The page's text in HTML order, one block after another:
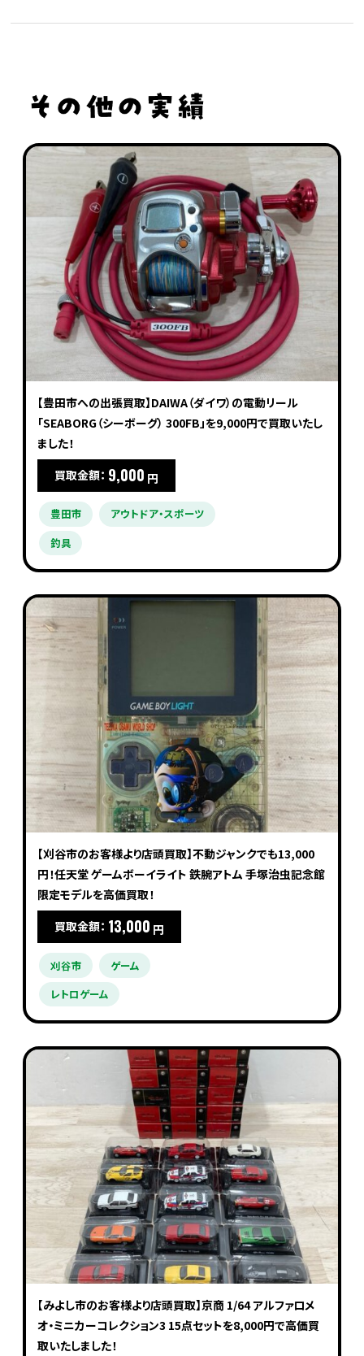
【豊田市への出張買取】DAIWA（ダイワ）の電動リール
「SEABORG（シーボーグ） 300FB」を9,000円で買取いたし
ました！
買取金額： 9,000 円
豊田市
アウトドア・スポーツ
釣具
【刈谷市のお客様より店頭買取】不動ジャンクでも13,000
円！任天堂 ゲームボーイライト 鉄腕アトム 手塚治虫記念館
限定モデルを高価買取！
買取金額： 13,000 円
刈谷市
ゲーム
レトロゲーム
【みよし市のお客様より店頭買取】京商 1/64 アルファロメ
オ・ミニカーコレクション3 15点セットを8,000円で高価買
取いたしました！